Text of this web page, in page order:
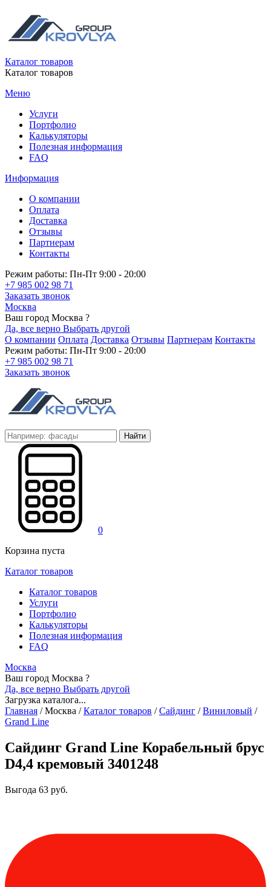
Каталог товаров
Каталог товаров
Меню
Услуги
Портфолио
Калькуляторы
Полезная информация
FAQ
Информация
О компании
Оплата
Доставка
Отзывы
Партнерам
Контакты
Режим работы: Пн-Пт 9:00 - 20:00
+7 985 002 98 71
Заказать звонок
Москва
Ваш город Москва ?
Да, все верно Выбрать другой
О компании Оплата Доставка Отзывы Партнерам Контакты
Режим работы: Пн-Пт 9:00 - 20:00
+7 985 002 98 71
Заказать звонок
Найти
0
Корзина пуста
Каталог товаров
Каталог товаров
Услуги
Портфолио
Калькуляторы
Полезная информация
FAQ
Москва
Ваш город Москва ?
Да, все верно Выбрать другой
Загрузка каталога...
Главная /Москва / Каталог товаров / Сайдинг / Виниловый /
Grand Line
Сайдинг Grand Line Корабельный брус
D4,4 кремовый 3401248
Выгода 63 руб.